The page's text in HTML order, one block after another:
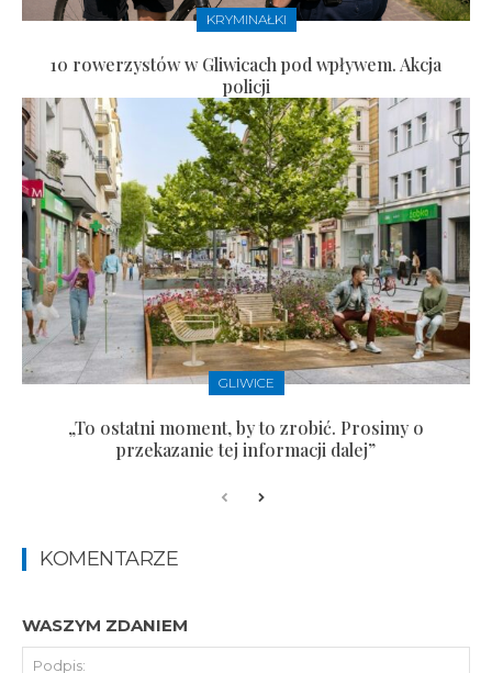
KRYMINAŁKI
10 rowerzystów w Gliwicach pod wpływem. Akcja
policji
GLIWICE
„To ostatni moment, by to zrobić. Prosimy o
przekazanie tej informacji dalej”
KOMENTARZE
WASZYM ZDANIEM